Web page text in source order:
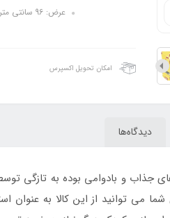
عرض: 96 سانتی متر
امکان تحویل اکسپرس
دیدگاه‌ها
و بادوامی بوده به تازگی